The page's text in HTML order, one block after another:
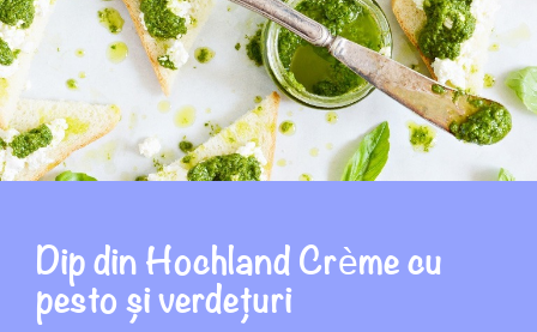
Dip din Hochland Crème cu
pesto și verdețuri